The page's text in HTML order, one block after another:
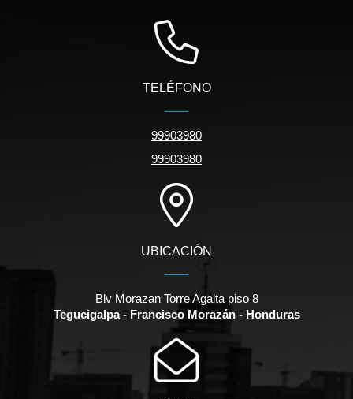
TELÉFONO
99903980
99903980
UBICACIÓN
Blv Morazan Torre Agalta piso 8
Tegucigalpa - Francisco Morazán - Honduras